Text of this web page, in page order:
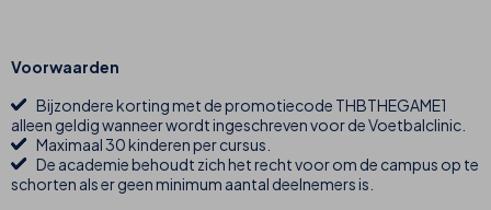
Voorwaarden
Bijzondere korting met de promotiecode THBTHEGAME1
alleen geldig wanneer wordt ingeschreven voor de Voetbalclinic.
Maximaal 30 kinderen per cursus.
De academie behoudt zich het recht voor om de campus op te
schorten als er geen minimum aantal deelnemers is.